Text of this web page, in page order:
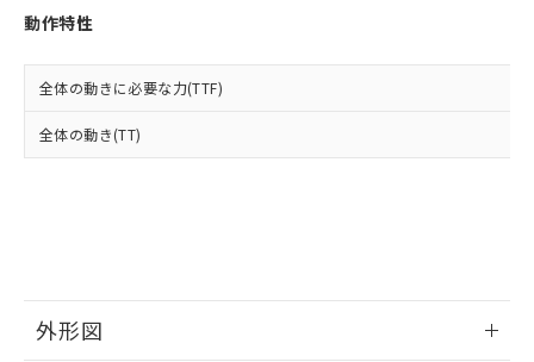
動作特性
全体の動きに必要な力(TTF)
全体の動き(TT)
外形図
および当社の共同利用者が、当社の製
品・サービスに関するお客様との取
をご了承ください。
※当社の共同利用者とは、"個人情報
下記の非含有証明書をダウンロードするこ
とができます。
EU RoHS指令（10物質）の非含有証明書
物質の対応では、対応完了までの期間は出
荷製品に未対応品が混在することから備考